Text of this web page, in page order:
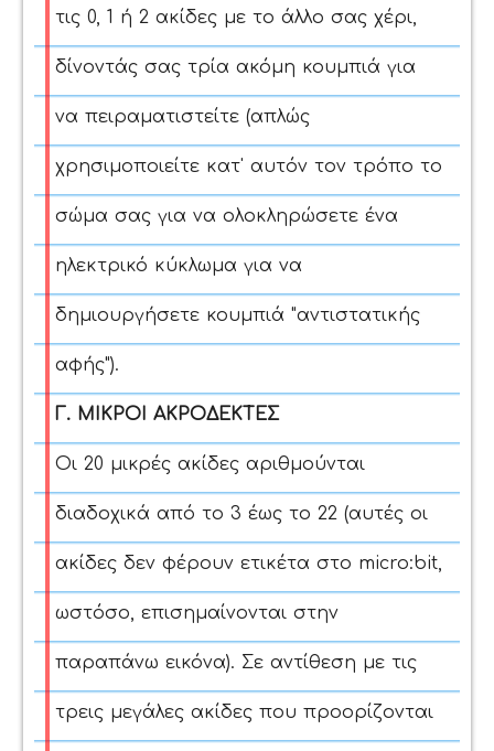
τις 0, 1 ή 2 ακίδες με το άλλο σας χέρι,
δίνοντάς σας τρία ακόμη κουμπιά για
να πειραματιστείτε (απλώς
χρησιμοποιείτε κατ' αυτόν τον τρόπο το
σώμα σας για να ολοκληρώσετε ένα
ηλεκτρικό κύκλωμα για να
δημιουργήσετε κουμπιά "αντιστατικής
αφής").
Γ. ΜΙΚΡΟΙ ΑΚΡΟΔΕΚΤΕΣ
Οι 20 μικρές ακίδες αριθμούνται
διαδοχικά από το 3 έως το 22 (αυτές οι
ακίδες δεν φέρουν ετικέτα στο micro:bit,
ωστόσο, επισημαίνονται στην
παραπάνω εικόνα). Σε αντίθεση με τις
τρεις μεγάλες ακίδες που προορίζονται